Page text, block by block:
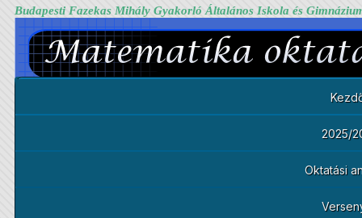
Budapesti Fazekas Mihály Gyakorló Általános Iskola és
2025/
Oktatási